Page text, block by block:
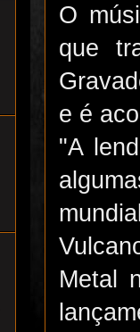
O
que
e é
"A
Metal